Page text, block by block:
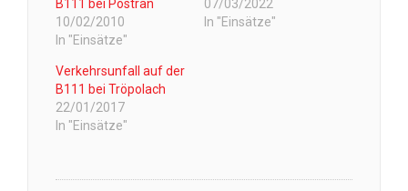
B111 bei Postran
10/02/2010
In "Einsätze"
07/03/2022
In "Einsätze"
Verkehrsunfall auf der
B111 bei Tröpolach
22/01/2017
In "Einsätze"